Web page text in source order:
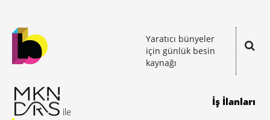
Yaratıcı bünyeler
için günlük besin
kaynağı
İş İlanları